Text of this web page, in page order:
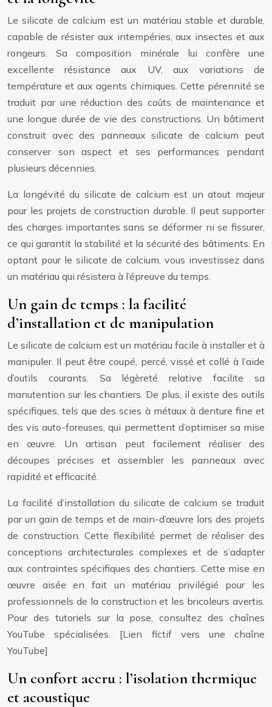
Le silicate de calcium est un matériau stable et durable,
capable de résister aux intempéries, aux insectes et aux
rongeurs. Sa composition minérale lui confère une
excellente résistance aux UV, aux variations de
température et aux agents chimiques. Cette pérennité se
traduit par une réduction des coûts de maintenance et
une longue durée de vie des constructions. Un bâtiment
construit avec des panneaux silicate de calcium peut
conserver son aspect et ses performances pendant
plusieurs décennies.
La longévité du silicate de calcium est un atout majeur
pour les projets de construction durable. Il peut supporter
des charges importantes sans se déformer ni se fissurer,
ce qui garantit la stabilité et la sécurité des bâtiments. En
optant pour le silicate de calcium, vous investissez dans
un matériau qui résistera à l’épreuve du temps.
Un gain de temps : la facilité
d’installation et de manipulation
Le silicate de calcium est un matériau facile à installer et à
manipuler. Il peut être coupé, percé, vissé et collé à l’aide
d’outils courants. Sa légèreté relative facilite sa
manutention sur les chantiers. De plus, il existe des outils
spécifiques, tels que des scies à métaux à denture fine et
des vis auto-foreuses, qui permettent d’optimiser sa mise
en œuvre. Un artisan peut facilement réaliser des
découpes précises et assembler les panneaux avec
rapidité et efficacité.
La facilité d’installation du silicate de calcium se traduit
par un gain de temps et de main-d’œuvre lors des projets
de construction. Cette flexibilité permet de réaliser des
conceptions architecturales complexes et de s’adapter
aux contraintes spécifiques des chantiers. Cette mise en
œuvre aisée en fait un matériau privilégié pour les
professionnels de la construction et les bricoleurs avertis.
Pour des tutoriels sur la pose, consultez des chaînes
YouTube spécialisées. [Lien fictif vers une chaîne
YouTube]
Un confort accru : l’isolation thermique
et acoustique